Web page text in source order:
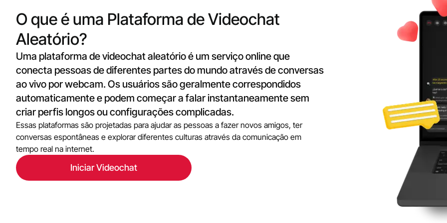
O que é uma Plataforma de Videochat
Aleatório?
Uma plataforma de videochat aleatório é um serviço online que
conecta pessoas de diferentes partes do mundo através de conversas
ao vivo por webcam. Os usuários são geralmente correspondidos
automaticamente e podem começar a falar instantaneamente sem
criar perfis longos ou configurações complicadas.
Essas plataformas são projetadas para ajudar as pessoas a fazer novos amigos, ter
conversas espontâneas e explorar diferentes culturas através da comunicação em
tempo real na internet.
Iniciar Videochat